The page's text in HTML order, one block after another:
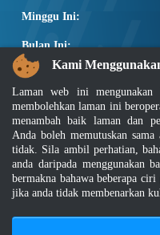
Minggu Ini:
Bulan Ini:
Total:
PAUTAN POPULAR
Elektroteknikal, ICT
Other Notification
Regular Notification
Notification
Kami
Laman web ini mengunakan
membolehkan laman ini
menambah baik laman dan
Anda boleh memutuskan
tidak. Sila ambil perhatian,
anda daripada menggunakan
bermakna bahawa beberapa
jika anda tidak membenarkan